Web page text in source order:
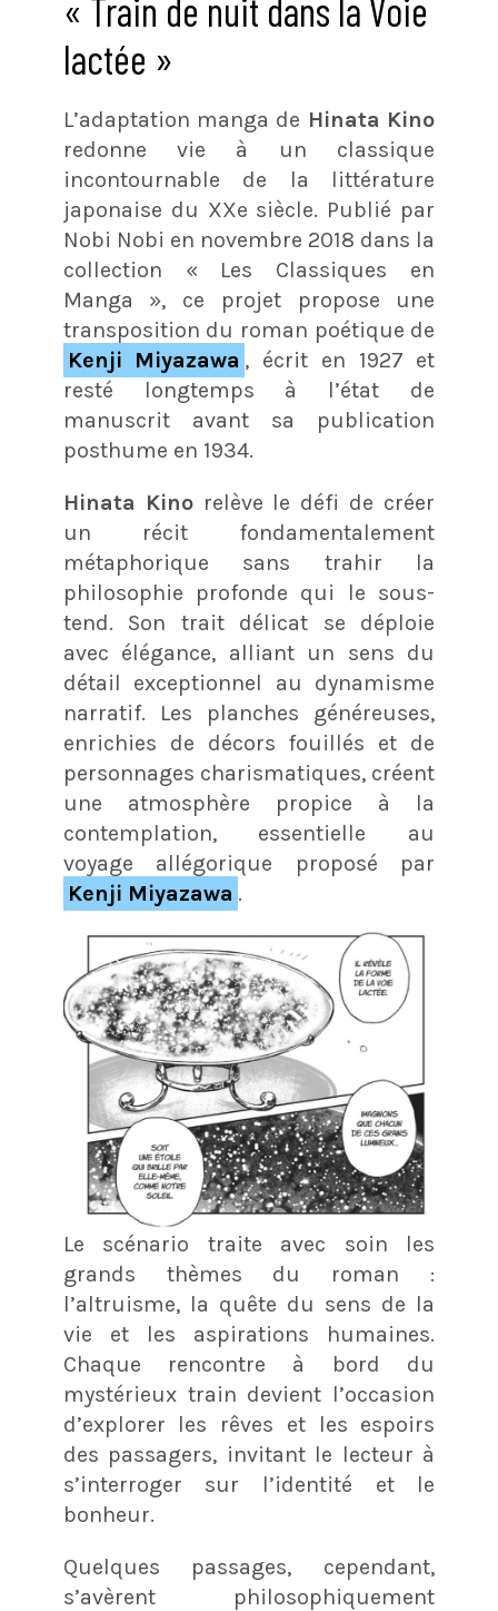
« Train de nuit dans la Voie
lactée »
L’adaptation manga de Hinata Kino
redonne vie à un classique
incontournable de la littérature
japonaise du XXe siècle. Publié par
Nobi Nobi en novembre 2018 dans la
collection « Les Classiques en
Manga », ce projet propose une
transposition du roman poétique de
Kenji Miyazawa , écrit en 1927 et
resté longtemps à l’état de
manuscrit avant sa publication
posthume en 1934.
Hinata Kino relève le défi de créer
un récit fondamentalement
métaphorique sans trahir la
philosophie profonde qui le sous-
tend. Son trait délicat se déploie
avec élégance, alliant un sens du
détail exceptionnel au dynamisme
narratif. Les planches généreuses,
enrichies de décors fouillés et de
personnages charismatiques, créent
une atmosphère propice à la
contemplation, essentielle au
voyage allégorique proposé par
Kenji Miyazawa .
Le scénario traite avec soin les
grands thèmes du roman :
l’altruisme, la quête du sens de la
vie et les aspirations humaines.
Chaque rencontre à bord du
mystérieux train devient l’occasion
d’explorer les rêves et les espoirs
des passagers, invitant le lecteur à
s’interroger sur l’identité et le
bonheur. ​
Quelques passages, cependant,
s’avèrent philosophiquement